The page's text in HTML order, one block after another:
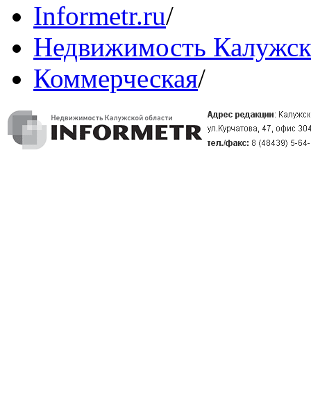
Informetr.ru/
Недвижимость
Коммерческая/